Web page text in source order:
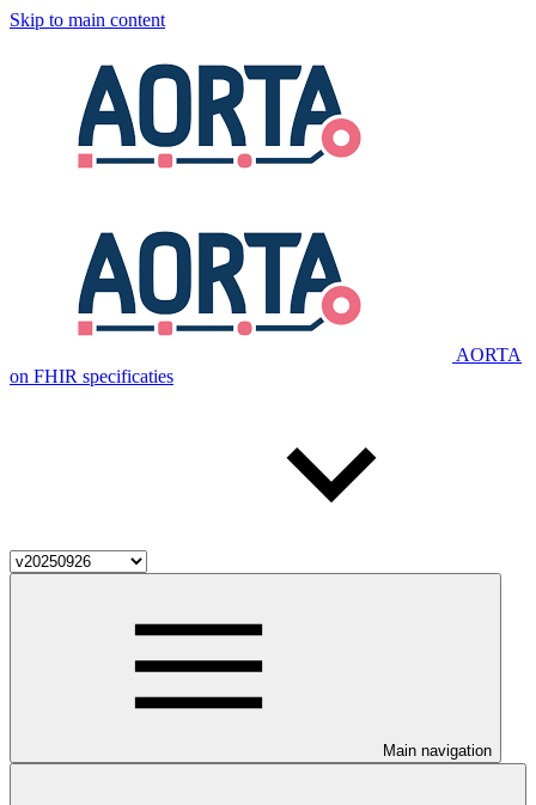
Skip to main content
AORTA
on FHIR specificaties
Main navigation